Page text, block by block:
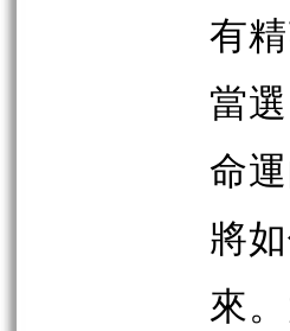
有
當
命
將
來